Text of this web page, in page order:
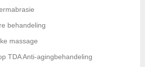
behandeling
massage
TDA Anti-agingbehandeling